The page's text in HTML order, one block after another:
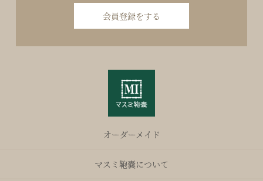
会員登録をする
オーダーメイド
マスミ鞄嚢について